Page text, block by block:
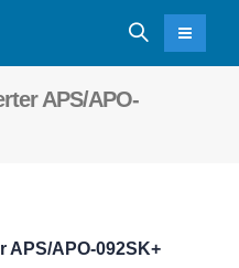
APS/APO-
APS/APO-092SK+